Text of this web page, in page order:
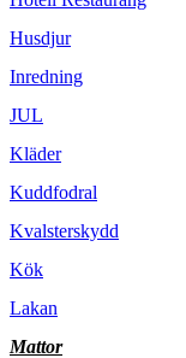
Husdjur
Inredning
JUL
Kläder
Kuddfodral
Kvalsterskydd
Kök
Lakan
Mattor